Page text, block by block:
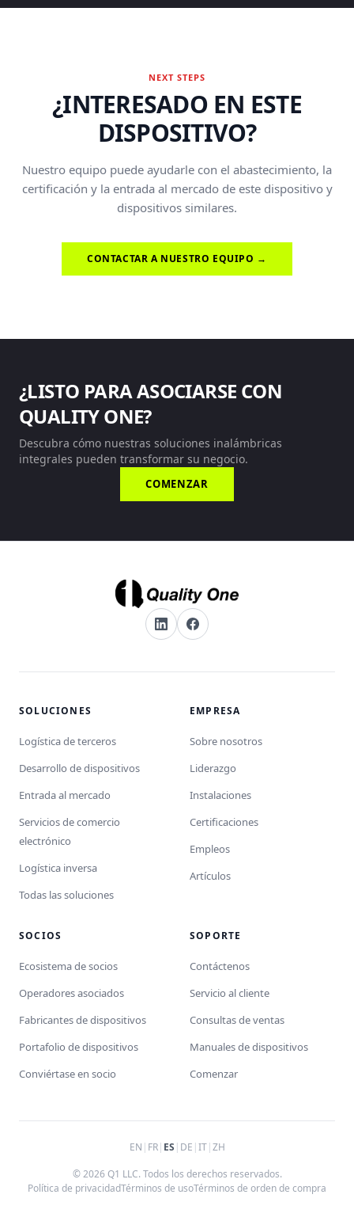
NEXT STEPS
¿INTERESADO EN ESTE
DISPOSITIVO?
Nuestro equipo puede ayudarle con el abastecimiento, la
certificación y la entrada al mercado de este dispositivo y
dispositivos similares.
CONTACTAR A NUESTRO EQUIPO →
¿LISTO PARA ASOCIARSE CON
QUALITY ONE?
Descubra cómo nuestras soluciones inalámbricas
integrales pueden transformar su negocio.
COMENZAR
SOLUCIONES
Logística de terceros
Desarrollo de dispositivos
Entrada al mercado
Servicios de comercio
electrónico
Logística inversa
Todas las soluciones
EMPRESA
Sobre nosotros
Liderazgo
Instalaciones
Certificaciones
Empleos
Artículos
SOCIOS
Ecosistema de socios
Operadores asociados
Fabricantes de dispositivos
Portafolio de dispositivos
Conviértase en socio
SOPORTE
Contáctenos
Servicio al cliente
Consultas de ventas
Manuales de dispositivos
Comenzar
EN | FR| ES | DE |IT|ZH
© 2026 Q1 LLC. Todos los derechos reservados.
Política de privacidadTérminos de usoTérminos de orden de compra